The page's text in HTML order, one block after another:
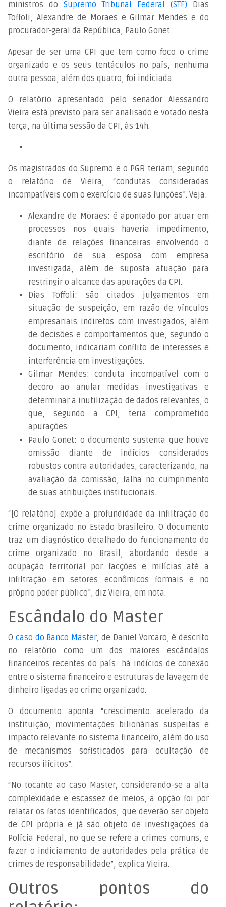
ministros doSupremo Tribunal Federal (STF) Dias
Toffoli, Alexandre de Moraes e Gilmar Mendes e do
procurador-geral da República, Paulo Gonet.
Apesar de ser uma CPI que tem como foco o crime
organizado e os seus tentáculos no país, nenhuma
outra pessoa, além dos quatro, foi indiciada.
O relatório apresentado pelo senador Alessandro
Vieira está previsto para ser analisado e votado nesta
terça, na última sessão da CPI, às 14h.
Os magistrados do Supremo e o PGR teriam, segundo
o relatório de Vieira, “condutas consideradas
incompatíveis com o exercício de suas funções”. Veja:
Alexandre de Moraes: é apontado por atuar em
processos nos quais haveria impedimento,
diante de relações financeiras envolvendo o
escritório de sua esposa com empresa
investigada, além de suposta atuação para
restringir o alcance das apurações da CPI.
Dias Toffoli: são citados julgamentos em
situação de suspeição, em razão de vínculos
empresariais indiretos com investigados, além
de decisões e comportamentos que, segundo o
documento, indicariam conflito de interesses e
interferência em investigações.
Gilmar Mendes: conduta incompatível com o
decoro ao anular medidas investigativas e
determinar a inutilização de dados relevantes, o
que, segundo a CPI, teria comprometido
apurações.
Paulo Gonet: o documento sustenta que houve
omissão diante de indícios considerados
robustos contra autoridades, caracterizando, na
avaliação da comissão, falha no cumprimento
de suas atribuições institucionais.
“[O relatório] expõe a profundidade da infiltração do
crime organizado no Estado brasileiro. O documento
traz um diagnóstico detalhado do funcionamento do
crime organizado no Brasil, abordando desde a
ocupação territorial por facções e milícias até a
infiltração em setores econômicos formais e no
próprio poder público”, diz Vieira, em nota.
Escândalo do Master
O caso do Banco Master, de Daniel Vorcaro, é descrito
no relatório como um dos maiores escândalos
financeiros recentes do país: há indícios de conexão
entre o sistema financeiro e estruturas de lavagem de
dinheiro ligadas ao crime organizado.
O documento aponta “crescimento acelerado da
instituição, movimentações bilionárias suspeitas e
impacto relevante no sistema financeiro, além do uso
de mecanismos sofisticados para ocultação de
recursos ilícitos”.
“No tocante ao caso Master, considerando-se a alta
complexidade e escassez de meios, a opção foi por
relatar os fatos identificados, que deverão ser objeto
de CPI própria e já são objeto de investigações da
Polícia Federal, no que se refere a crimes comuns, e
fazer o indiciamento de autoridades pela prática de
crimes de responsabilidade”, explica Vieira.
Outros pontos do